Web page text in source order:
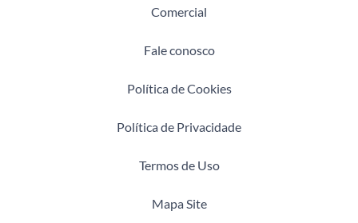
Comercial
Fale conosco
Política de Cookies
Política de Privacidade
Termos de Uso
Mapa Site